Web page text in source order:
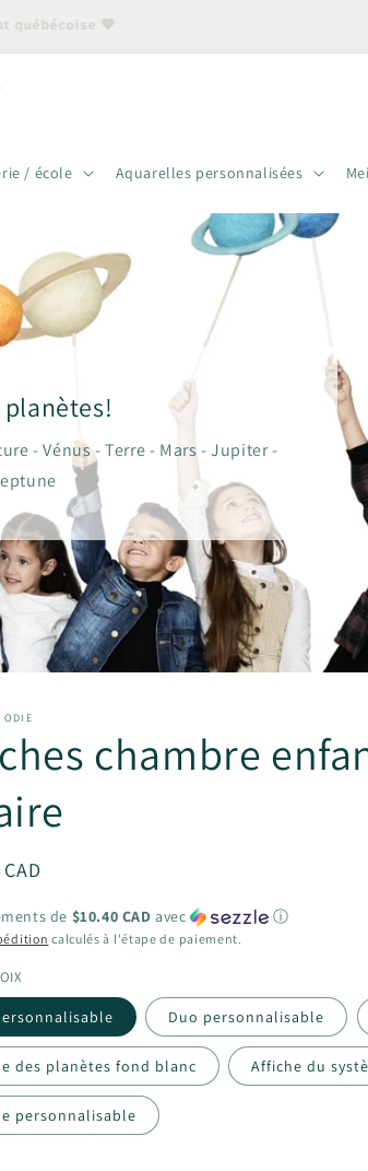
🖤
/ école Aquarelles personnalisées
- Vénus - Terre - Mars - Jupiter -
ODIE
chambre
de $10.40 CAD avec ⓘ
calculés à l'étape de paiement.
Duo personnalisable
des planètes fond blanc Affiche du
personnalisable